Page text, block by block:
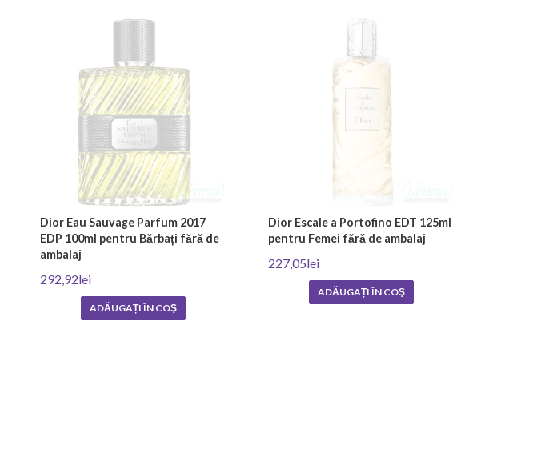
Dior Eau Sauvage Parfum 2017
EDP 100ml pentru Bărbați fără de
ambalaj
292,92lei
ADĂUGAȚI ÎN COŞ
Dior Escale a Portofino EDT 125ml
pentru Femei fără de ambalaj
227,05lei
ADĂUGAȚI ÎN COŞ